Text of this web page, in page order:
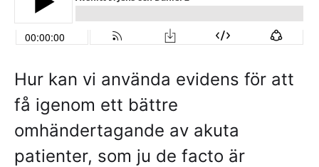
Hur kan vi använda evidens för att
få igenom ett bättre
omhändertagande av akuta
patienter, som ju de facto är